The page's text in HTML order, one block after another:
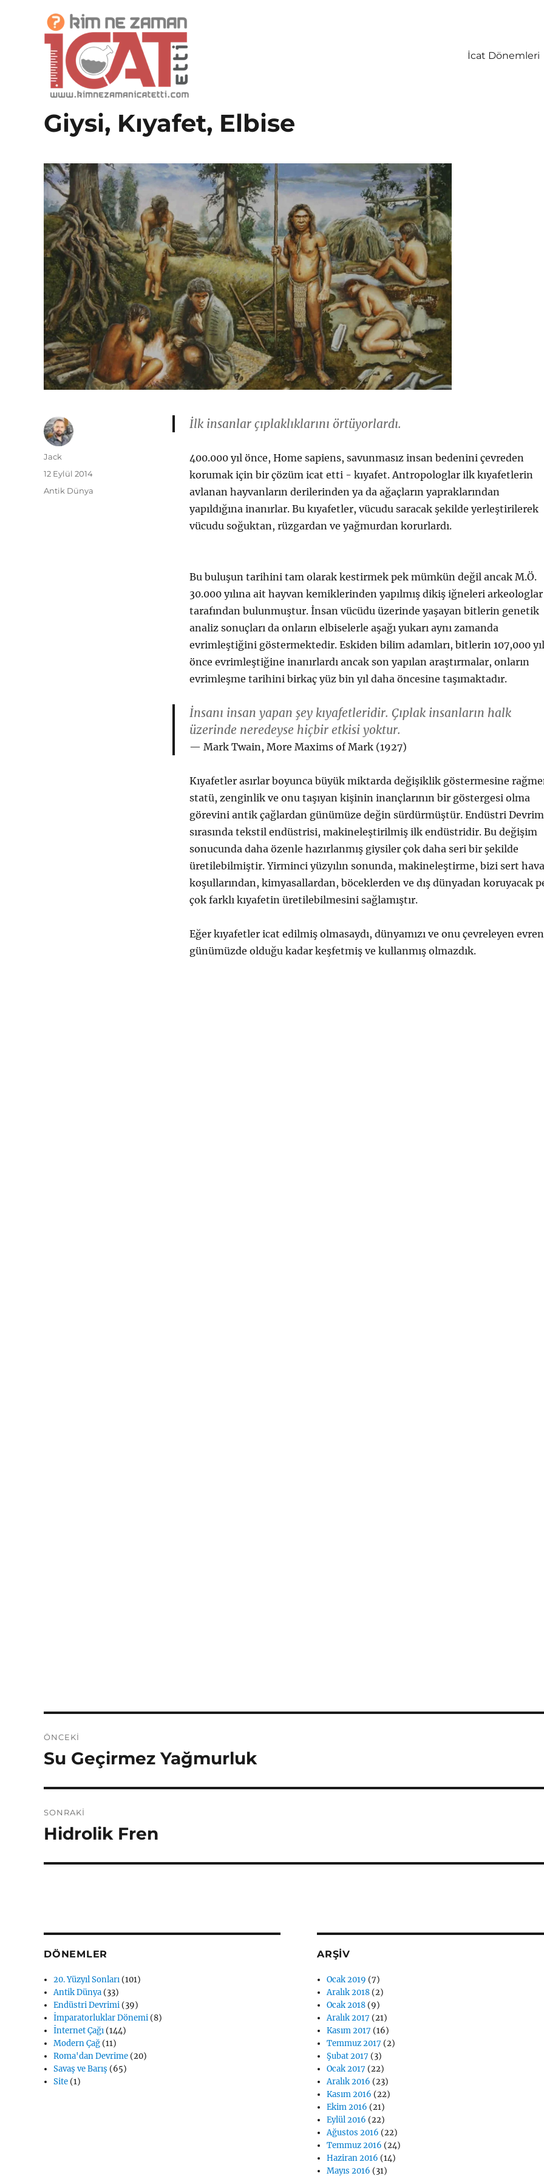
Kim Ne Zaman İcat Etti?
İcat Dönemleri
Giysi, Kıyafet, Elbise
İlk insanlar çıplaklıklarını örtüyorlardı.
400.000 yıl önce, Home sapiens, savunmasız insan bedenini çevreden
korumak için bir çözüm icat etti - kıyafet. Antropologlar ilk kıyafetlerin
avlanan hayvanların derilerinden ya da ağaçların yapraklarından
yapıldığına inanırlar. Bu kıyafetler, vücudu saracak şekilde yerleştirilerek
vücudu soğuktan, rüzgardan ve yağmurdan korurlardı.
Bu buluşun tarihini tam olarak kestirmek pek mümkün değil ancak M.Ö.
30.000 yılına ait hayvan kemiklerinden yapılmış dikiş iğneleri arkeologlar
tarafından bulunmuştur. İnsan vücüdu üzerinde yaşayan bitlerin genetik
analiz sonuçları da onların elbiselerle aşağı yukarı aynı zamanda
evrimleştiğini göstermektedir. Eskiden bilim adamları, bitlerin 107,000 yıl
önce evrimleştiğine inanırlardı ancak son yapılan araştırmalar, onların
evrimleşme tarihini birkaç yüz bin yıl daha öncesine taşımaktadır.
İnsanı insan yapan şey kıyafetleridir. Çıplak insanların halk
üzerinde neredeyse hiçbir etkisi yoktur.
Mark Twain, More Maxims of Mark (1927)
Kıyafetler asırlar boyunca büyük miktarda değişiklik göstermesine
statü, zenginlik ve onu taşıyan kişinin inançlarının bir göstergesi olma
görevini antik çağlardan günümüze değin sürdürmüştür. Endüstri
sırasında tekstil endüstrisi, makineleştirilmiş ilk endüstridir. Bu değişim
sonucunda daha özenle hazırlanmış giysiler çok daha seri bir şekilde
üretilebilmiştir. Yirminci yüzyılın sonunda, makineleştirme, bizi sert hava
koşullarından, kimyasallardan, böceklerden ve dış dünyadan koruyacak
çok farklı kıyafetin üretilebilmesini sağlamıştır.
Eğer kıyafetler icat edilmiş olmasaydı, dünyamızı ve onu çevreleyen
günümüzde olduğu kadar keşfetmiş ve kullanmış olmazdık.
Yazar
Jack
Yayın
tarihi
12 Eylül 2014
Kategoriler
Antik Dünya
dolaşımı
ÖNCEKI
Önceki
Su Geçirmez Yağmurluk
SONRAKI
Sonraki
Hidrolik Fren
DÖNEMLER
20. Yüzyıl Sonları (101)
Antik Dünya (33)
Endüstri Devrimi (39)
İmparatorluklar Dönemi (8)
İnternet Çağı (144)
Modern Çağ (11)
Roma'dan Devrime (20)
Savaş ve Barış (65)
Site (1)
ARŞİV
Ocak 2019 (7)
Aralık 2018 (2)
Ocak 2018 (9)
Aralık 2017 (21)
Kasım 2017 (16)
Temmuz 2017 (2)
Şubat 2017 (3)
Ocak 2017 (22)
Aralık 2016 (23)
Kasım 2016 (22)
Ekim 2016 (21)
Eylül 2016 (22)
Ağustos 2016 (22)
Temmuz 2016 (24)
Haziran 2016 (14)
Mayıs 2016 (31)